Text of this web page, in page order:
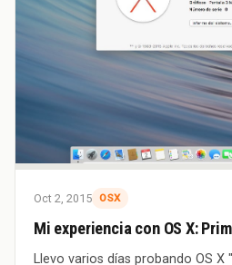
Oct 2, 2015 OSX
Mi experiencia con OS X:
Llevo varios días probando OS X